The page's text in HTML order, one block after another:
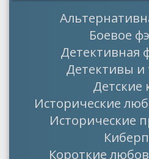
Боевое
Детективная
Детективы и
Детские
Исторические
Исторические
Короткие